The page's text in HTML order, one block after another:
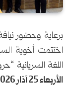
برعاية وحضور
اختتمت أخوية
اللغة السريانية
الأربعاء 25 آذار 2026.